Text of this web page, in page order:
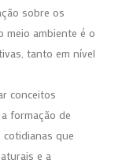
sobre os
meio ambiente é o
tanto em nível
conceitos
formação de
que
e a